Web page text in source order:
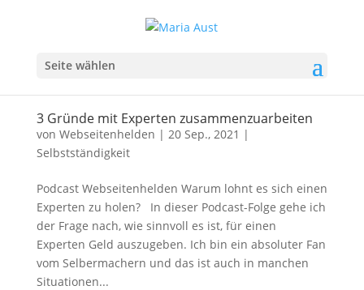
Seite wählen
3 Gründe mit Experten zusammenzuarbeiten
von Webseitenhelden | 20 Sep., 2021 |
Selbstständigkeit
Podcast Webseitenhelden Warum lohnt es sich einen
Experten zu holen? In dieser Podcast-Folge gehe ich
der Frage nach, wie sinnvoll es ist, für einen
Experten Geld auszugeben. Ich bin ein absoluter Fan
vom Selbermachern und das ist auch in manchen
Situationen...